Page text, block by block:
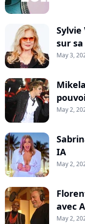
sur
May 3,
May 2,
IA
May 2,
avec
May 2,